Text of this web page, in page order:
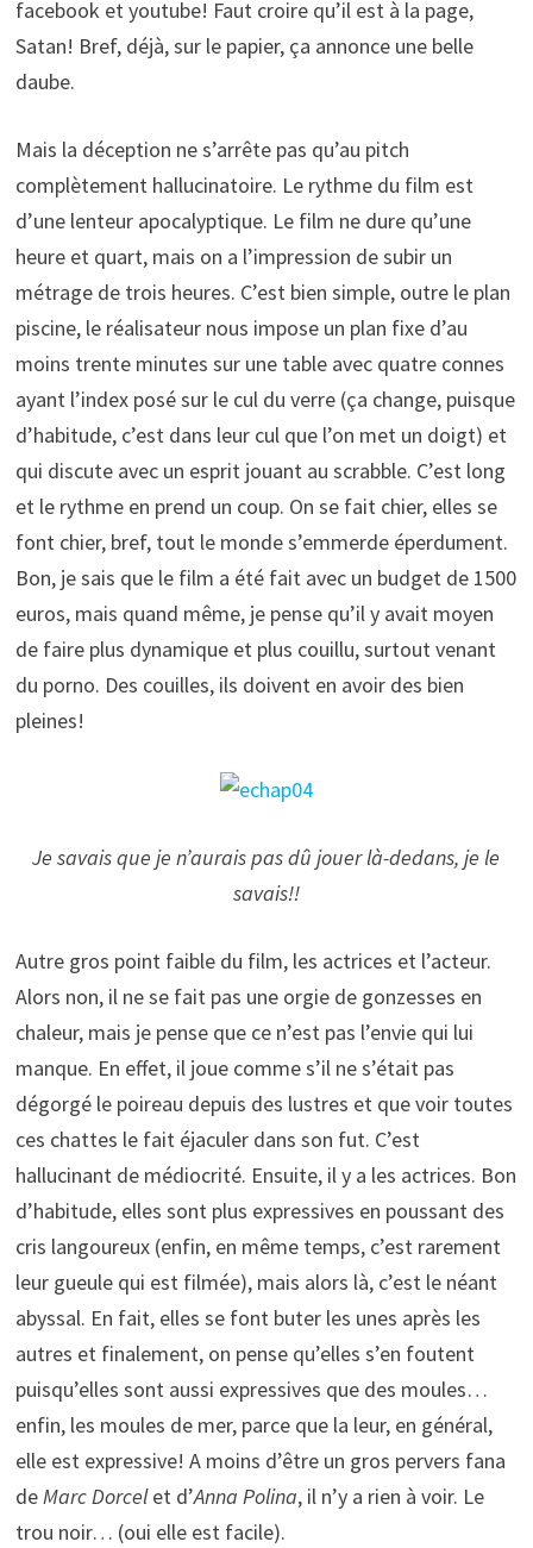
facebook et youtube! Faut croire qu’il est à la page,
Satan! Bref, déjà, sur le papier, ça annonce une belle
daube.
Mais la déception ne s’arrête pas qu’au pitch
complètement hallucinatoire. Le rythme du film est
d’une lenteur apocalyptique. Le film ne dure qu’une
heure et quart, mais on a l’impression de subir un
métrage de trois heures. C’est bien simple, outre le plan
piscine, le réalisateur nous impose un plan fixe d’au
moins trente minutes sur une table avec quatre connes
ayant l’index posé sur le cul du verre (ça change, puisque
d’habitude, c’est dans leur cul que l’on met un doigt) et
qui discute avec un esprit jouant au scrabble. C’est long
et le rythme en prend un coup. On se fait chier, elles se
font chier, bref, tout le monde s’emmerde éperdument.
Bon, je sais que le film a été fait avec un budget de 1500
euros, mais quand même, je pense qu’il y avait moyen
de faire plus dynamique et plus couillu, surtout venant
du porno. Des couilles, ils doivent en avoir des bien
pleines!
Je savais que je n’aurais pas dû jouer là-dedans, je le
savais!!
Autre gros point faible du film, les actrices et l’acteur.
Alors non, il ne se fait pas une orgie de gonzesses en
chaleur, mais je pense que ce n’est pas l’envie qui lui
manque. En effet, il joue comme s’il ne s’était pas
dégorgé le poireau depuis des lustres et que voir toutes
ces chattes le fait éjaculer dans son fut. C’est
hallucinant de médiocrité. Ensuite, il y a les actrices. Bon
d’habitude, elles sont plus expressives en poussant des
cris langoureux (enfin, en même temps, c’est rarement
leur gueule qui est filmée), mais alors là, c’est le néant
abyssal. En fait, elles se font buter les unes après les
autres et finalement, on pense qu’elles s’en foutent
puisqu’elles sont aussi expressives que des moules…
enfin, les moules de mer, parce que la leur, en général,
elle est expressive! A moins d’être un gros pervers fana
deMarc Dorcelet d’Anna Polina, il n’y a rien à voir. Le
trou noir… (oui elle est facile).